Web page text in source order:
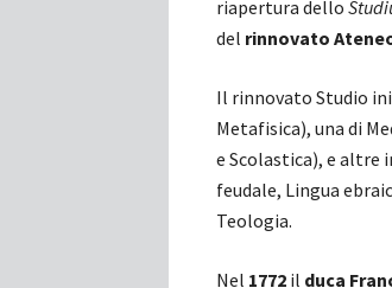
riapertura dello
del rinnovato
Il rinnovato Studio
Metafisica), una di
e Scolastica), e altre
feudale, Lingua
Teologia.
Nel 1772 il duca